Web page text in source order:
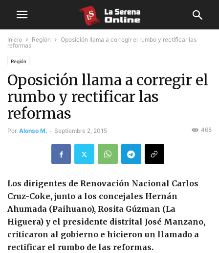
Inicio Región
Oposición llama a corregir el rumbo y rectificar las
reformas
Región
Oposición llama a corregir el
rumbo y rectificar las
reformas
Por Alonso M. - Septiembre 2, 2015 468
Los dirigentes de Renovación Nacional Carlos
Cruz-Coke, junto a los concejales Hernán
Ahumada (Paihuano), Rosita Gúzman (La
Higuera) y el presidente distrital José Manzano,
criticaron al gobierno e hicieron un llamado a
rectificar el rumbo de las reformas.